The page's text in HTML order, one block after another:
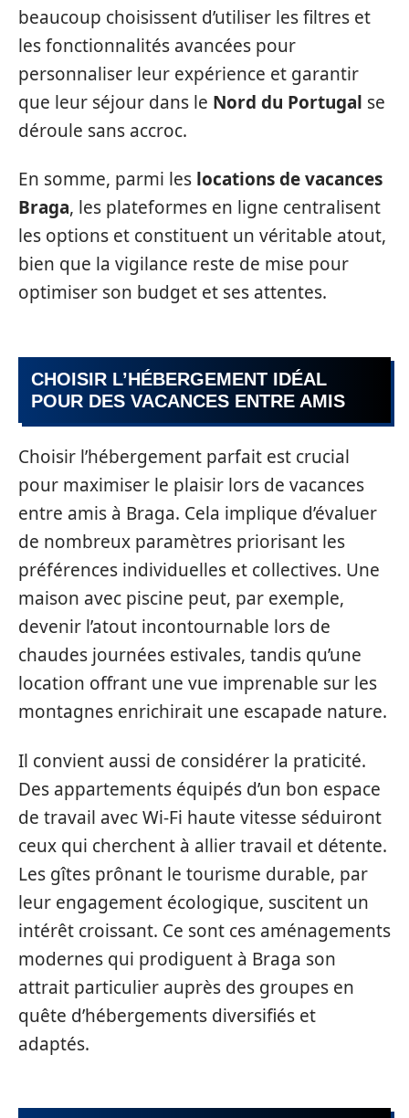
beaucoup choisissent d’utiliser les filtres et
les fonctionnalités avancées pour
personnaliser leur expérience et garantir
que leur séjour dans le Nord du Portugal se
déroule sans accroc.
En somme, parmi les locations de vacances
Braga, les plateformes en ligne centralisent
les options et constituent un véritable atout,
bien que la vigilance reste de mise pour
optimiser son budget et ses attentes.
CHOISIR L’HÉBERGEMENT IDÉAL
POUR DES VACANCES ENTRE AMIS
Choisir l’hébergement parfait est crucial
pour maximiser le plaisir lors de vacances
entre amis à Braga. Cela implique d’évaluer
de nombreux paramètres priorisant les
préférences individuelles et collectives. Une
maison avec piscine peut, par exemple,
devenir l’atout incontournable lors de
chaudes journées estivales, tandis qu’une
location offrant une vue imprenable sur les
montagnes enrichirait une escapade nature.
Il convient aussi de considérer la praticité.
Des appartements équipés d’un bon espace
de travail avec Wi-Fi haute vitesse séduiront
ceux qui cherchent à allier travail et détente.
Les gîtes prônant le tourisme durable, par
leur engagement écologique, suscitent un
intérêt croissant. Ce sont ces aménagements
modernes qui prodiguent à Braga son
attrait particulier auprès des groupes en
quête d’hébergements diversifiés et
adaptés.